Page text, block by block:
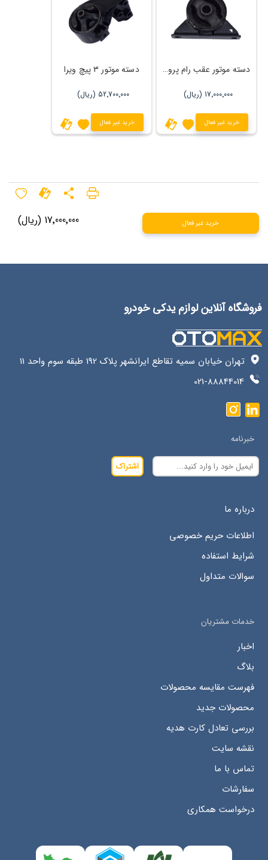
دسته موتور عقب رام پروتون
17٬000٬000 (ریال)
خرید غیر فعال
دسته موتور ۳ پیچ ویرا
52٬700٬000 (ریال)
خرید غیر فعال
17٬000٬000 (ریال) خرید غیر فعال
فروشگاه آنلاین لوازم یدکی خودرو
تهران خیابان سمیه تقاطع ایرانشهر پلاک 192 طبقه سوم واحد 11
021-88844014
خبرنامه
اشتراک
درباره ما
اطلاعات حریم خصوصی
شرایط استفاده
سوالات متداول
خدمات مشتریان
اخبار
بلاگ
فهرست مقایسه محصولات
محصولات جدید
بررسی تعادل کارت هدیه
نقشه سایت
تماس با ما
سفارشات
درخواست همکاری